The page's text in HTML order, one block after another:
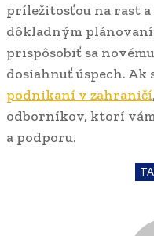
príležitosťou na rast a
dôkladným
prispôsobiť sa
dosiahnuť úspech. Ak
podnikaní v zahraničí
odborníkov, ktorí
a podporu.